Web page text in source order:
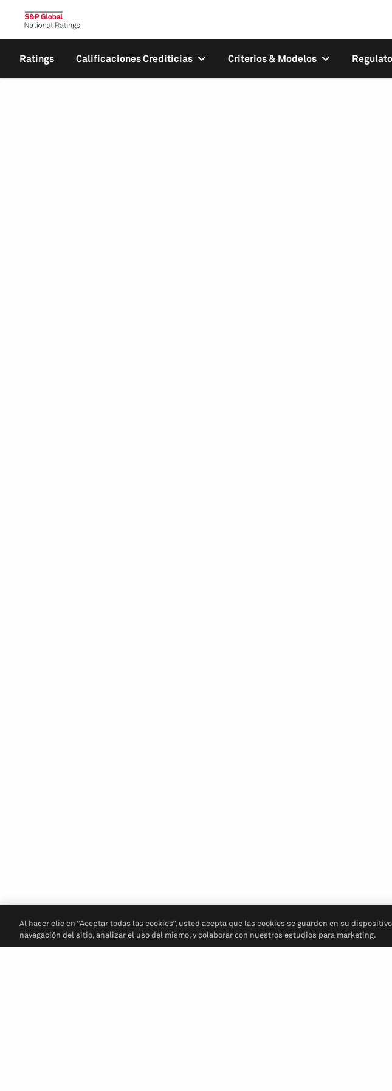
Ratings Calificaciones Crediticias Criterios & Modelos
Al hacer clic en “Aceptar todas las cookies”, usted acepta que las cookies se guarden en su
navegación del sitio, analizar el uso del mismo, y colaborar con nuestros estudios para marketing.